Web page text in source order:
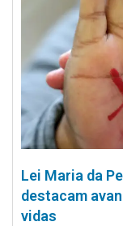
Lei Maria da
destacam
vidas